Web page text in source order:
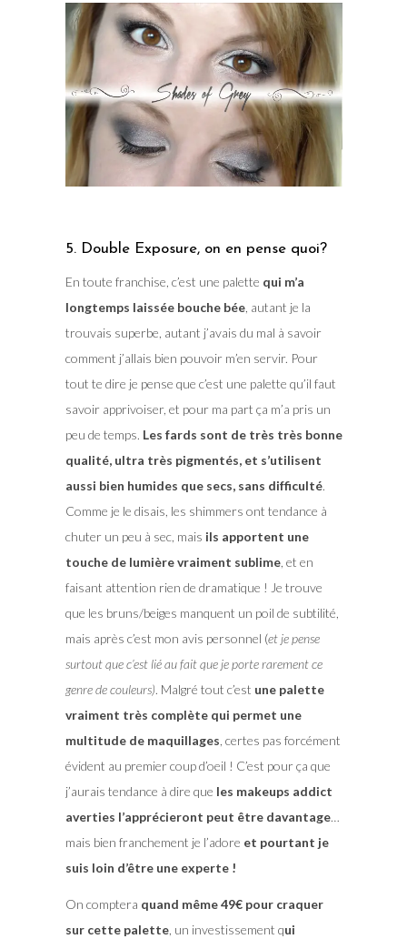
5. Double Exposure, on en pense quoi?
En toute franchise, c’est une palette qui m’a
longtemps laissée bouche bée, autant je la
trouvais superbe, autant j’avais du mal à savoir
comment j’allais bien pouvoir m’en servir. Pour
tout te dire je pense que c’est une palette qu’il faut
savoir apprivoiser, et pour ma part ça m’a pris un
peu de temps. Les fards sont de très très bonne
qualité, ultra très pigmentés, et s’utilisent
aussi bien humides que secs, sans difficulté.
Comme je le disais, les shimmers ont tendance à
chuter un peu à sec, mais ils apportent une
touche de lumière vraiment sublime, et en
faisant attention rien de dramatique ! Je trouve
que les bruns/beiges manquent un poil de subtilité,
mais après c’est mon avis personnel (et je pense
surtout que c’est lié au fait que je porte rarement ce
genre de couleurs). Malgré tout c’est une palette
vraiment très complète qui permet une
multitude de maquillages, certes pas forcément
évident au premier coup d’oeil ! C’est pour ça que
j’aurais tendance à dire que les makeups addict
averties l’apprécieront peut être davantage…
mais bien franchement je l’adore et pourtant je
suis loin d’être une experte !
On comptera quand même 49€ pour craquer
sur cette palette, un investissement qui